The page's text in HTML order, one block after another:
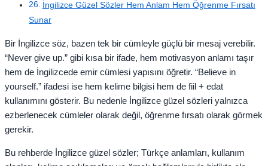
İngilizce Güzel Sözler Hem Anlam Hem Öğrenme Fırsatı
Sunar
Bir İngilizce söz, bazen tek bir cümleyle güçlü bir mesaj verebilir.
“Never give up.” gibi kısa bir ifade, hem motivasyon anlamı taşır
hem de İngilizcede emir cümlesi yapısını öğretir. “Believe in
yourself.” ifadesi ise hem kelime bilgisi hem de fiil + edat
kullanımını gösterir. Bu nedenle İngilizce güzel sözleri yalnızca
ezberlenecek cümleler olarak değil, öğrenme fırsatı olarak görmek
gerekir.
Bu rehberde İngilizce güzel sözler; Türkçe anlamları, kullanım